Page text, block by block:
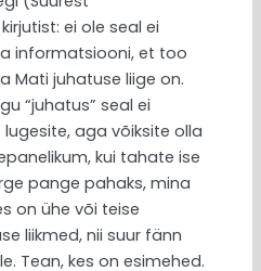
ei ole seal ei
informatsiooni, et too
Mati juhatuse liige on.
“juhatus” seal ei
lugesite, aga võiksite olla
kui tahate ise
pange pahaks, mina
on ühe või teise
liikmed, nii suur fänn
Tean, kes on esimehed.